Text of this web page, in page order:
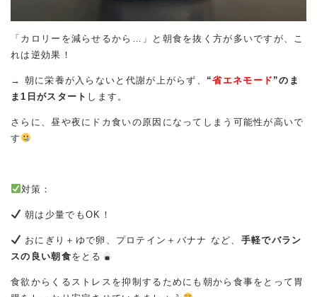
「カロリーを減らせるから…」と朝食を抜く方が多いですが、こ
れは逆効果！
→ 朝に栄養が入らないと代謝が上がらず、 “省エネモード ”のま
ま1日がスタート します。
さらに、昼や夜にドカ食いの原因になってしまう可能性が高いで
す
対策：
朝は少量でもOK！
おにぎり＋ゆで卵、プロテイン＋バナナ など、 手軽でバラン
スの良い朝食をとる
食欲からくるストレスを抑制するためにも朝から食事をとって胃